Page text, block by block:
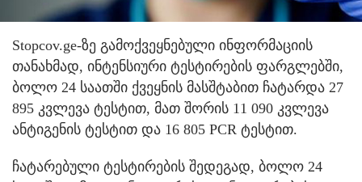
Stopcov.ge-ზე გამოქვეყნებული ინფორმაციის
თანახმად, ინტენსიური ტესტირების ფარგლებში,
ბოლო 24 საათში ქვეყნის მასშტაბით ჩატარდა 27
895 კვლევა ტესტით, მათ შორის 11 090 კვლევა
ანტიგენის ტესტით და 16 805 PCR ტესტით.
ჩატარებული ტესტირების შედეგად, ბოლო 24